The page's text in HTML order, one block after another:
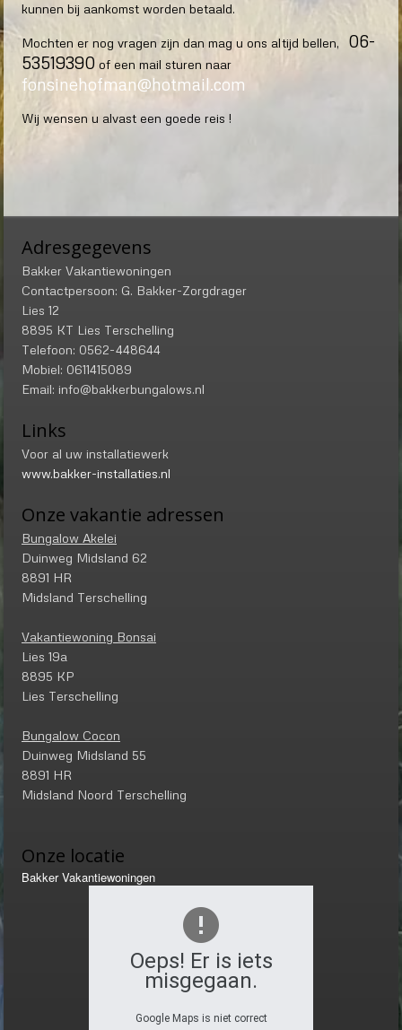
kunnen bij aankomst worden betaald.
Mochten er nog vragen zijn dan mag u ons altijd bellen,
06-
53519390 of een mail sturen naar
fonsinehofman@hotmail.com
Wij wensen u alvast een goede reis !
Adresgegevens
Bakker Vakantiewoningen
Contactpersoon: G. Bakker-Zorgdrager
Lies 12
8895 KT Lies Terschelling
Telefoon: 0562-448644
Mobiel: 0611415089
Email: info@bakkerbungalows.nl
Links
Voor al uw installatiewerk
www.bakker-installaties.nl
Onze vakantie adressen
Bungalow Akelei
Duinweg Midsland 62
8891 HR
Midsland Terschelling
Vakantiewoning Bonsai
Lies 19a
8895 KP
Lies Terschelling
Bungalow Cocon
Duinweg Midsland 55
8891 HR
Midsland Noord Terschelling
Onze locatie
Bakker Vakantiewoningen
Oeps! Er is iets
misgegaan.
Google Maps is niet correct